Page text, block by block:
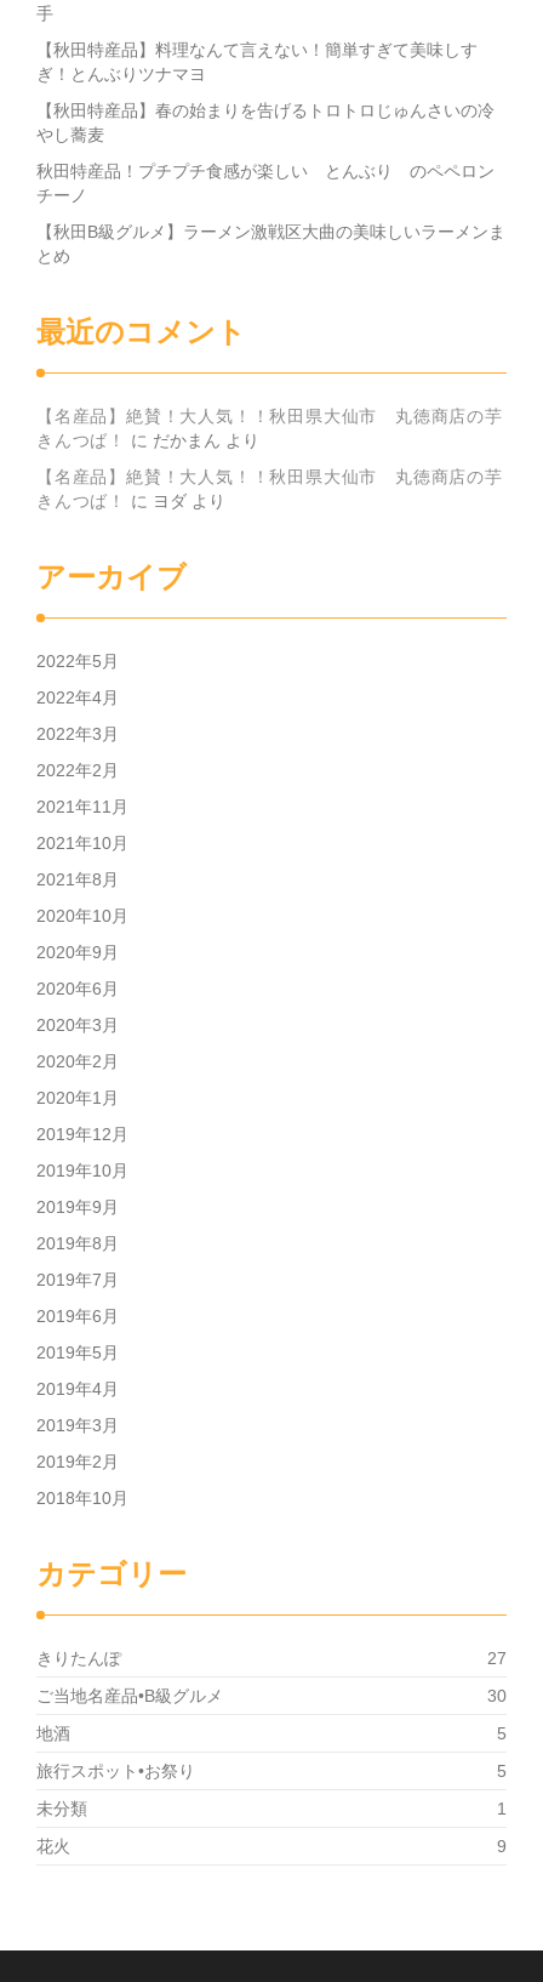
手
【秋田特産品】料理なんて言えない！簡単すぎて美味しす
ぎ！とんぶりツナマヨ
【秋田特産品】春の始まりを告げるトロトロじゅんさいの冷
やし蕎麦
秋田特産品！プチプチ食感が楽しい とんぶり のペペロン
チーノ
【秋田B級グルメ】ラーメン激戦区大曲の美味しいラーメンま
とめ
最近のコメント
【名産品】絶賛！大人気！！秋田県大仙市 丸徳商店の芋
きんつば！
に だかまん より
【名産品】絶賛！大人気！！秋田県大仙市 丸徳商店の芋
きんつば！
に ヨダ より
アーカイブ
2022年5月
2022年4月
2022年3月
2022年2月
2021年11月
2021年10月
2021年8月
2020年10月
2020年9月
2020年6月
2020年3月
2020年2月
2020年1月
2019年12月
2019年10月
2019年9月
2019年8月
2019年7月
2019年6月
2019年5月
2019年4月
2019年3月
2019年2月
2018年10月
カテゴリー
きりたんぽ
27
ご当地名産品•B級グルメ
30
地酒
5
旅行スポット•お祭り
5
未分類
1
花火
9